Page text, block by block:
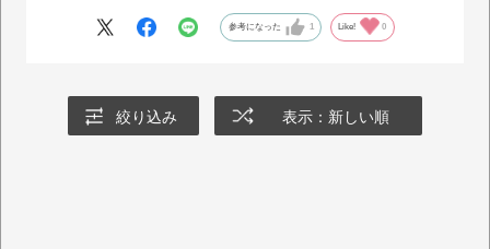
多少大きくてもベルトで調整できるので大丈夫かと思います！
参考になった 1 Like! 0
絞り込み 表示：新しい順